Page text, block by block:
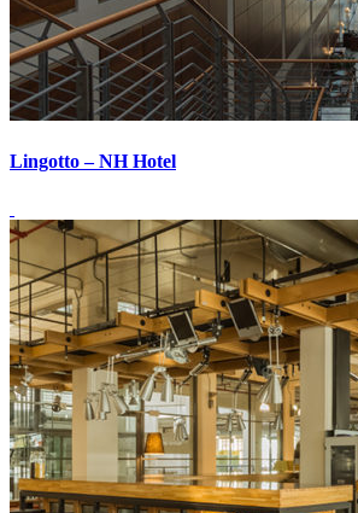
Lingotto – NH Hotel